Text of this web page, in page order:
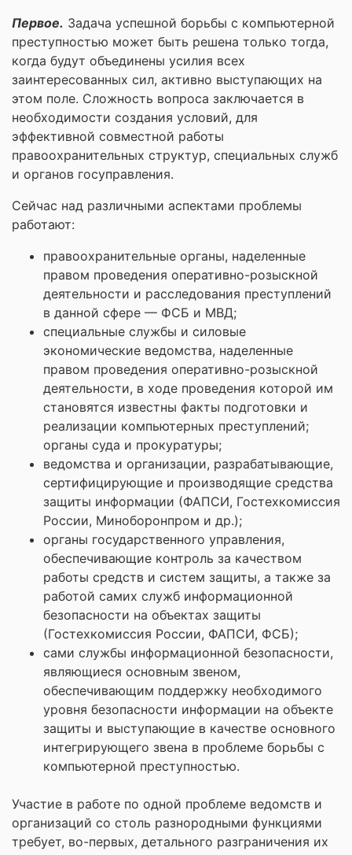
Первое. Задача успешной борьбы с компьютерной
преступностью может быть решена только тогда,
когда будут объединены усилия всех
заинтересованных сил, активно выступающих на
этом поле. Сложность вопроса заключается в
необходимости создания условий, для
эффективной совместной работы
правоохранительных структур, специальных служб
и органов госуправления.
Сейчас над различными аспектами проблемы
работают:
правоохранительные органы, наделенные
правом проведения оперативно-розыскной
деятельности и расследования преступлений
в данной сфере — ФСБ и МВД;
специальные службы и силовые
экономические ведомства, наделенные
правом проведения оперативно-розыскной
деятельности, в ходе проведения которой им
становятся известны факты подготовки и
реализации компьютерных преступлений;
органы суда и прокуратуры;
ведомства и организации, разрабатывающие,
сертифицирующие и производящие средства
защиты информации (ФАПСИ, Гостехкомиссия
России, Миноборонпром и др.);
органы государственного управления,
обеспечивающие контроль за качеством
работы средств и систем защиты, а также за
работой самих служб информационной
безопасности на объектах защиты
(Гостехкомиссия России, ФАПСИ, ФСБ);
сами службы информационной безопасности,
являющиеся основным звеном,
обеспечивающим поддержку необходимого
уровня безопасности информации на объекте
защиты и выступающие в качестве основного
интегрирующего звена в проблеме борьбы с
компьютерной преступностью.
Участие в работе по одной проблеме ведомств и
организаций со столь разнородными функциями
требует, во-первых, детального разграничения их